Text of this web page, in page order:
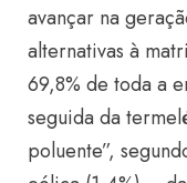
avançar na
alternativas à
69,8% de toda a
seguida da
poluente”,